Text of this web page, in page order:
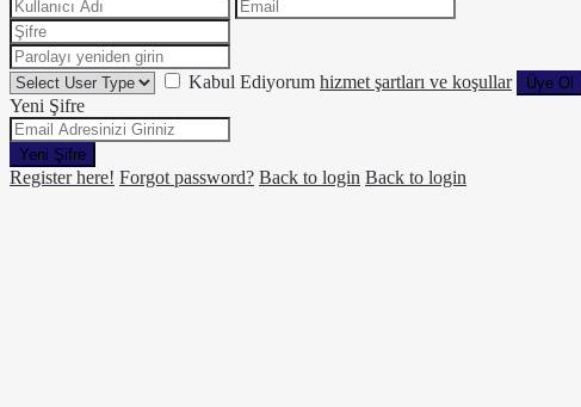
Kabul Ediyorum hizmet şartları ve koşullar Üye Ol
Yeni Şifre
Yeni Şifre
Register here! Forgot password? Back to login Back to login